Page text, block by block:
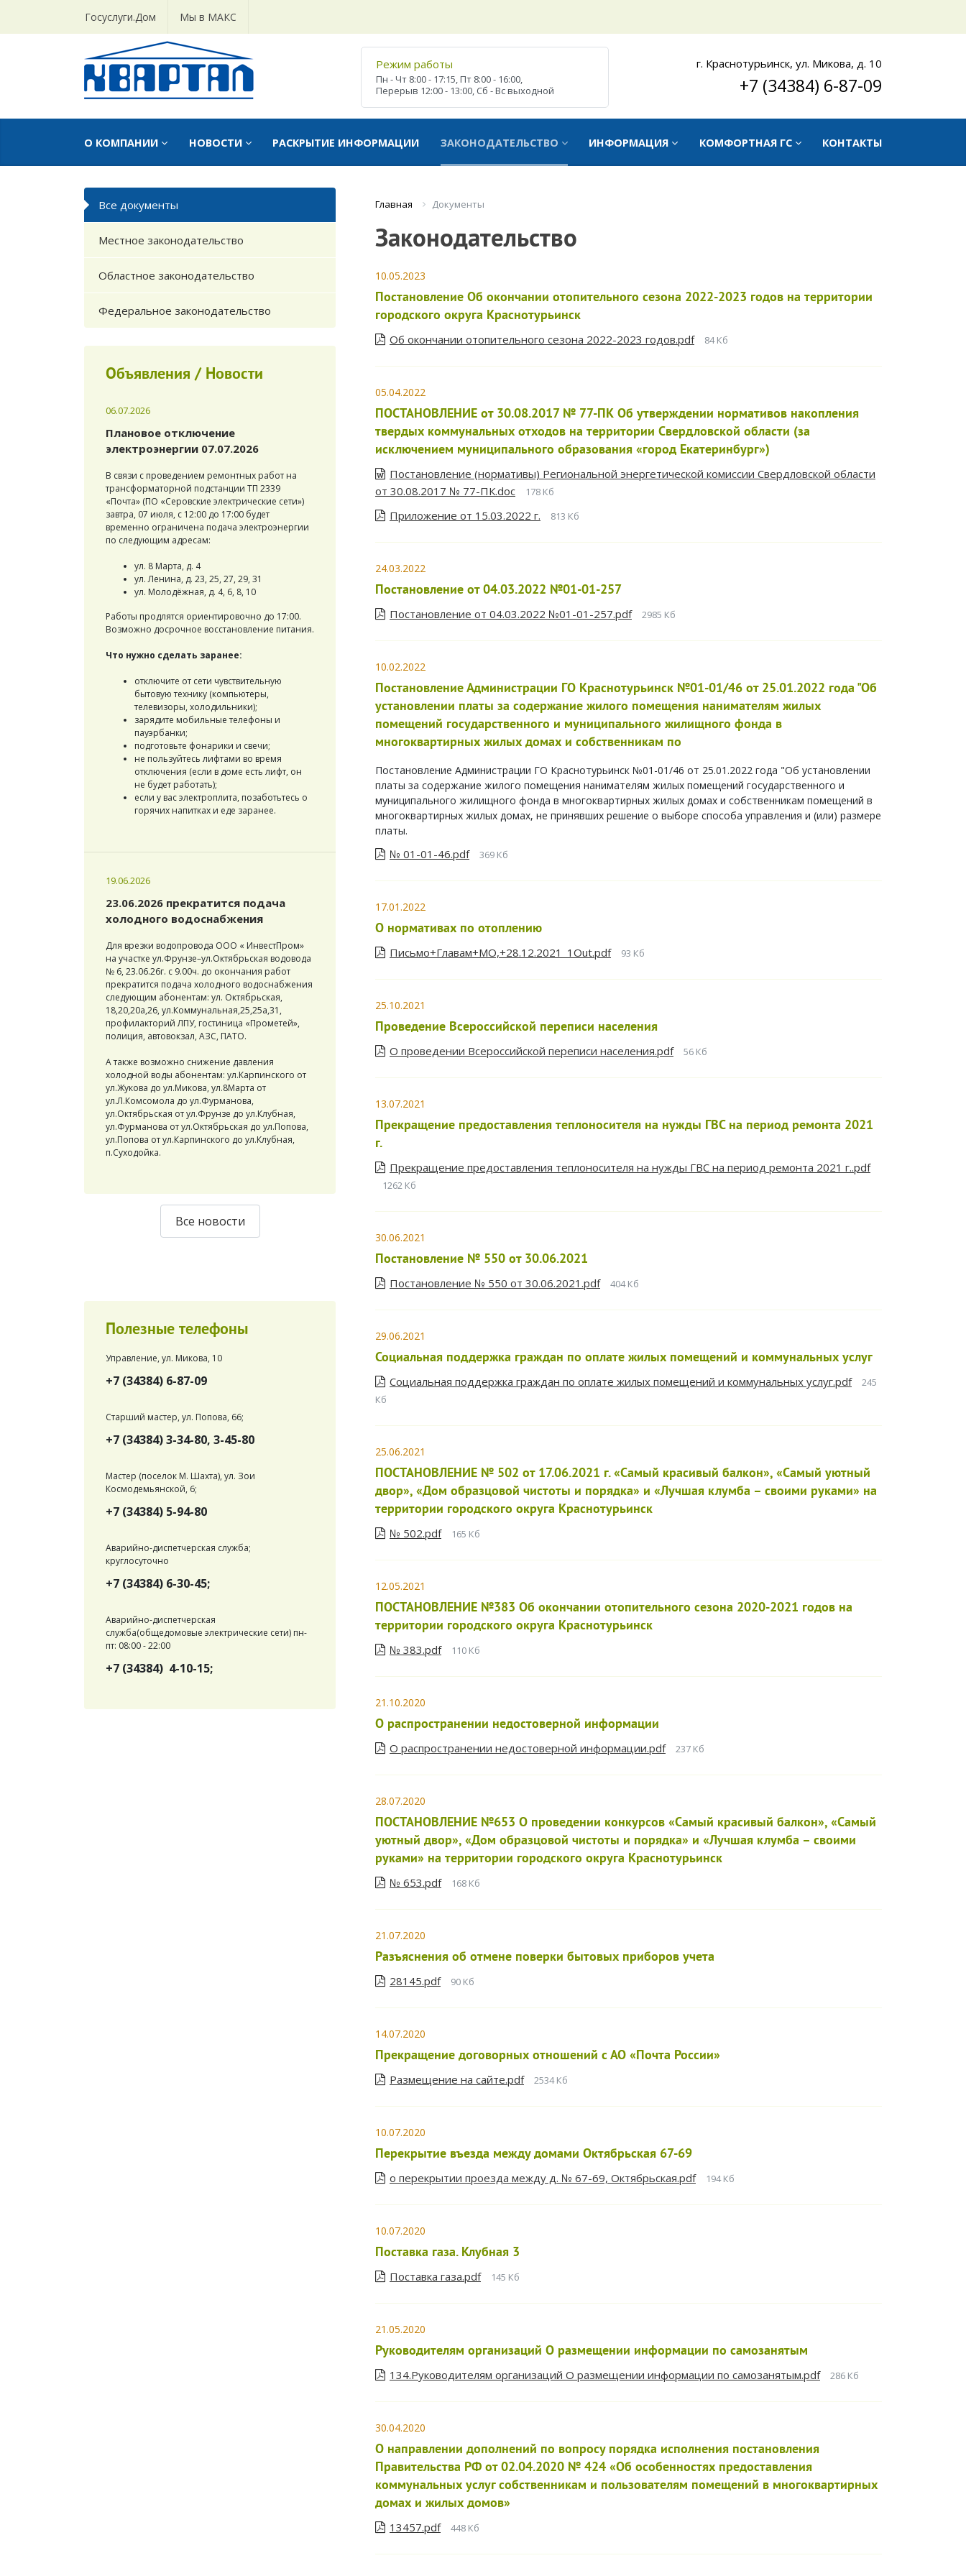
Госуслуги.Дом Мы в МАКС
Режим работы
Пн - Чт 8:00 - 17:15, Пт 8:00 - 16:00,
Перерыв 12:00 - 13:00, Сб - Всвыходной
г. Краснотурьинск, ул. Микова, д. 10
+7 (34384) 6-87-09
О КОМПАНИИ НОВОСТИ РАСКРЫТИЕ ИНФОРМАЦИИ ЗАКОНОДАТЕЛЬСТВО ИНФОРМАЦИЯ КОМФОРТНАЯ ГС КОНТАКТЫ
Главная Документы
Законодательство
10.05.2023
Постановление Об окончании отопительного сезона 2022-2023 годов на территории
городского округа Краснотурьинск
Об окончании отопительного сезона 2022-2023 годов.pdf 84 Кб
05.04.2022
ПОСТАНОВЛЕНИЕ от 30.08.2017 № 77-ПК Об утверждении нормативов накопления
твердых коммунальных отходов на территории Свердловской области (за
исключением муниципального образования «город Екатеринбург»)
Постановление (нормативы) Региональной энергетической комиссии Свердловской области
от 30.08.2017 № 77-ПК.doc
178 Кб
Приложение от 15.03.2022 г. 813 Кб
24.03.2022
Постановление от 04.03.2022 №01-01-257
Постановление от 04.03.2022 №01-01-257.pdf 2985 Кб
10.02.2022
Постановление Администрации ГО Краснотурьинск №01-01/46 от 25.01.2022 года "Об
установлении платы за содержание жилого помещения нанимателям жилых
помещений государственного и муниципального жилищного фонда в
многоквартирных жилых домах и собственникам по
Постановление Администрации ГО Краснотурьинск №01-01/46 от 25.01.2022 года "Об установлении
платы за содержание жилого помещения нанимателям жилых помещений государственного и
муниципального жилищного фонда в многоквартирных жилых домах и собственникам помещений в
многоквартирных жилых домах, не принявших решение о выборе способа управления и (или) размере
платы.
№ 01-01-46.pdf 369 Кб
17.01.2022
О нормативах по отоплению
Письмо+Главам+МО,+28.12.2021_1Out.pdf 93 Кб
25.10.2021
Проведение Всероссийской переписи населения
О проведении Всероссийской переписи населения.pdf 56 Кб
13.07.2021
Прекращение предоставления теплоносителя на нужды ГВС на период ремонта 2021
г.
Прекращение предоставления теплоносителя на нужды ГВС на период ремонта 2021 г..pdf
1262 Кб
30.06.2021
Постановление № 550 от 30.06.2021
Постановление № 550 от 30.06.2021.pdf 404 Кб
29.06.2021
Социальная поддержка граждан по оплате жилых помещений и коммунальных услуг
Социальная поддержка граждан по оплате жилых помещений и коммунальных услуг.pdf
245
Кб
25.06.2021
ПОСТАНОВЛЕНИЕ № 502 от 17.06.2021 г. «Самый красивый балкон», «Самый уютный
двор», «Дом образцовой чистоты и порядка» и «Лучшая клумба – своими руками» на
территории городского округа Краснотурьинск
№ 502.pdf 165 Кб
12.05.2021
ПОСТАНОВЛЕНИЕ №383 Об окончании отопительного сезона 2020-2021 годов на
территории городского округа Краснотурьинск
№ 383.pdf 110 Кб
21.10.2020
О распространении недостоверной информации
О распространении недостоверной информации.pdf 237 Кб
28.07.2020
ПОСТАНОВЛЕНИЕ №653 О проведении конкурсов «Самый красивый балкон», «Самый
уютный двор», «Дом образцовой чистоты и порядка» и «Лучшая клумба – своими
руками» на территории городского округа Краснотурьинск
№ 653.pdf 168 Кб
21.07.2020
Разъяснения об отмене поверки бытовых приборов учета
28145.pdf 90 Кб
14.07.2020
Прекращение договорных отношений с АО «Почта России»
Размещение на сайте.pdf 2534 Кб
10.07.2020
Перекрытие въезда между домами Октябрьская 67-69
о перекрытии проезда между д. № 67-69, Октябрьская.pdf 194 Кб
10.07.2020
Поставка газа. Клубная 3
Поставка газа.pdf 145 Кб
21.05.2020
Руководителям организаций О размещении информации по самозанятым
134.Руководителям организаций О размещении информации по самозанятым.pdf 286 Кб
30.04.2020
О направлении дополнений по вопросу порядка исполнения постановления
Правительства РФ от 02.04.2020 № 424 «Об особенностях предоставления
коммунальных услуг собственникам и пользователям помещений в многоквартирных
домах и жилых домов»
13457.pdf 448 Кб
Все документы
Местное законодательство
Областное законодательство
Федеральное законодательство
Объявления / Новости
06.07.2026
Плановое отключение
электроэнергии 07.07.2026
В связи с проведением ремонтных работ на
трансформаторной подстанции ТП 2339
«Почта» (ПО «Серовские электрические сети»)
завтра, 07 июля, с 12:00 до 17:00 будет
временно ограничена подача электроэнергии
по следующим адресам:
ул. 8 Марта, д. 4
ул. Ленина, д. 23, 25, 27, 29, 31
ул. Молодёжная, д. 4, 6, 8, 10
Работы продлятся ориентировочно до 17:00.
Возможно досрочное восстановление питания.
Что нужно сделать заранее:
отключите от сети чувствительную
бытовую технику (компьютеры,
телевизоры, холодильники);
зарядите мобильные телефоны и
пауэрбанки;
подготовьте фонарики и свечи;
не пользуйтесь лифтами во время
отключения (если в доме есть лифт, он
не будет работать);
если у вас электроплита, позаботьтесь о
горячих напитках и еде заранее.
19.06.2026
23.06.2026 прекратится подача
холодного водоснабжения
Для врезки водопровода ООО « ИнвестПром»
на участке ул.Фрунзе–ул.Октябрьская водовода
№ 6, 23.06.26г. с 9.00ч. до окончания работ
прекратится подача холодного водоснабжения
следующим абонентам: ул. Октябрьская,
18,20,20а,26, ул.Коммунальная,25,25а,31,
профилакторий ЛПУ, гостиница «Прометей»,
полиция, автовокзал, АЗС, ПАТО.
А также возможно снижение давления
холодной воды абонентам: ул.Карпинского от
ул.Жукова до ул.Микова, ул.8Марта от
ул.Л.Комсомола до ул.Фурманова,
ул.Октябрьская от ул.Фрунзе до ул.Клубная,
ул.Фурманова от ул.Октябрьская до ул.Попова,
ул.Попова от ул.Карпинского до ул.Клубная,
п.Суходойка.
Все новости
Полезные телефоны
Управление, ул. Микова, 10
+7 (34384) 6-87-09
Старший мастер, ул. Попова, 66;
+7 (34384) 3-34-80, 3-45-80
Мастер (поселок М. Шахта), ул. Зои
Космодемьянской, 6;
+7 (34384) 5-94-80
Аварийно-диспетчерская служба;
круглосуточно
+7 (34384) 6-30-45;
Аварийно-диспетчерская
служба(общедомовые электрические сети) пн-
пт: 08:00 - 22:00
+7 (34384) 4-10-15;